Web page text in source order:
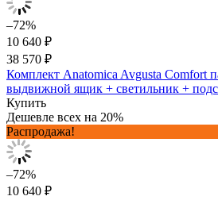
–72%
10 640 ₽
38 570 ₽
Комплект Anatomica Avgusta Comfort
выдвижной ящик + светильник +
Купить
Дешевле всех на 20%
Распродажа!
–72%
10 640 ₽